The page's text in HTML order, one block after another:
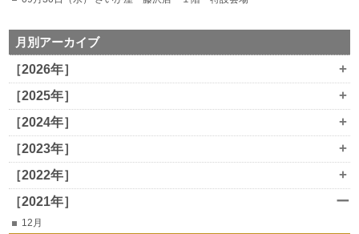
月別アーカイブ
［2026年］
+
［2025年］ +
［2024年］ +
［2023年］ +
［2022年］ +
［2021年］ ー
12月